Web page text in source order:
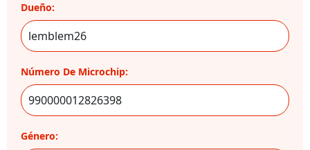
Dueño:
Número De Microchip:
Género: